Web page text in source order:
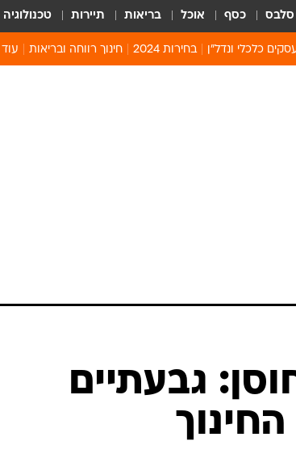
סלבס כסף אוכל בריאות תיירות טכנולוגיה
כלכלי ונדל"ן בחירות 2024 חינוך רווחה ובריאות
גבעתיים